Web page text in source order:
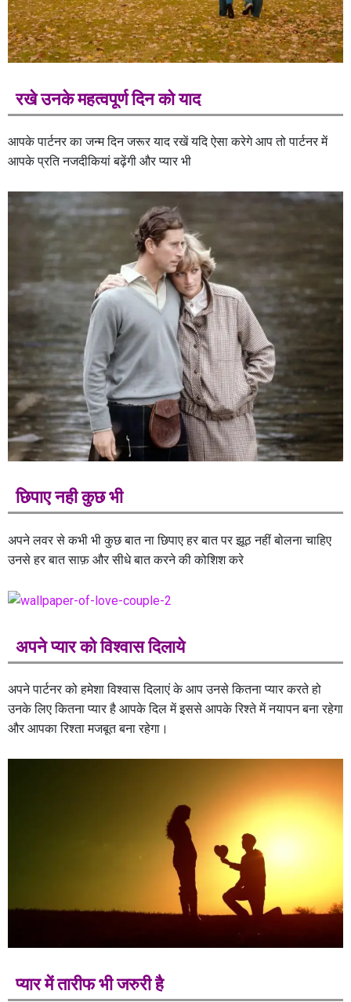
रखे उनके महत्वपूर्ण दिन को याद
आपके पार्टनर का जन्म दिन जरूर याद रखें यदि ऐसा करेगे आप तो पार्टनर में
आपके प्रति नजदीकियां बढ़ेंगी और प्यार भी
छिपाए नही कुछ भी
अपने लवर से कभी भी कुछ बात ना छिपाए हर बात पर झूठ नहीं बोलना चाहिए
उनसे हर बात साफ़ और सीधे बात करने की कोशिश करे
अपने प्यार को विश्वास दिलाये
अपने पार्टनर को हमेशा विश्वास दिलाएं के आप उनसे कितना प्यार करते हो
उनके लिए कितना प्यार है आपके दिल में इससे आपके रिश्ते में नयापन बना रहेगा
और आपका रिश्ता मजबूत बना रहेगा।
प्यार में तारीफ भी जरुरी है